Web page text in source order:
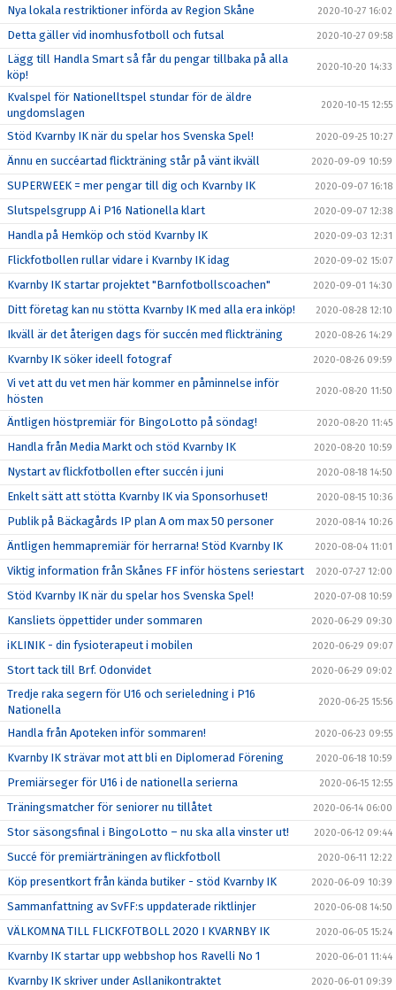
Nya lokala restriktioner införda av Region Skåne 2020-10-27 16:02
Detta gäller vid inomhusfotboll och futsal 2020-10-27 09:58
Lägg till Handla Smart så får du pengar tillbaka på alla
köp!
2020-10-20 14:33
Kvalspel för Nationelltspel stundar för de äldre
ungdomslagen
2020-10-15 12:55
Stöd Kvarnby IK när du spelar hos Svenska Spel! 2020-09-25 10:27
Ännu en succéartad flickträning står på vänt ikväll 2020-09-09 10:59
SUPERWEEK = mer pengar till dig och Kvarnby IK 2020-09-07 16:18
Slutspelsgrupp A i P16 Nationella klart 2020-09-07 12:38
Handla på Hemköp och stöd Kvarnby IK 2020-09-03 12:31
Flickfotbollen rullar vidare i Kvarnby IK idag 2020-09-02 15:07
Kvarnby IK startar projektet "Barnfotbollscoachen" 2020-09-01 14:30
Ditt företag kan nu stötta Kvarnby IK med alla era inköp! 2020-08-28 12:10
Ikväll är det återigen dags för succén med flickträning 2020-08-26 14:29
Kvarnby IK söker ideell fotograf 2020-08-26 09:59
Vi vet att du vet men här kommer en påminnelse inför
hösten
2020-08-20 11:50
Äntligen höstpremiär för BingoLotto på söndag! 2020-08-20 11:45
Handla från Media Markt och stöd Kvarnby IK 2020-08-20 10:59
Nystart av flickfotbollen efter succén i juni 2020-08-18 14:50
Enkelt sätt att stötta Kvarnby IK via Sponsorhuset! 2020-08-15 10:36
Publik på Bäckagårds IP plan A om max 50 personer 2020-08-14 10:26
Äntligen hemmapremiär för herrarna! Stöd Kvarnby IK 2020-08-04 11:01
Viktig information från Skånes FF inför höstens seriestart 2020-07-27 12:00
Stöd Kvarnby IK när du spelar hos Svenska Spel! 2020-07-08 10:59
Kansliets öppettider under sommaren 2020-06-29 09:30
iKLINIK - din fysioterapeut i mobilen 2020-06-29 09:07
Stort tack till Brf. Odonvidet 2020-06-29 09:02
Tredje raka segern för U16 och serieledning i P16
Nationella
2020-06-25 15:56
Handla från Apoteken inför sommaren! 2020-06-23 09:55
Kvarnby IK strävar mot att bli en Diplomerad Förening 2020-06-18 10:59
Premiärseger för U16 i de nationella serierna 2020-06-15 12:55
Träningsmatcher för seniorer nu tillåtet 2020-06-14 06:00
Stor säsongsfinal i BingoLotto – nu ska alla vinster ut! 2020-06-12 09:44
Succé för premiärträningen av flickfotboll 2020-06-11 12:22
Köp presentkort från kända butiker - stöd Kvarnby IK 2020-06-09 10:39
Sammanfattning av SvFF:s uppdaterade riktlinjer 2020-06-08 14:50
VÄLKOMNA TILL FLICKFOTBOLL 2020 I KVARNBY IK 2020-06-05 15:24
Kvarnby IK startar upp webbshop hos Ravelli No 1 2020-06-01 11:44
Kvarnby IK skriver under Asllanikontraktet 2020-06-01 09:39